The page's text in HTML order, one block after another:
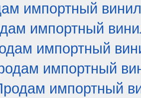
импортный винил
импортный
импортный
импортный
импортный